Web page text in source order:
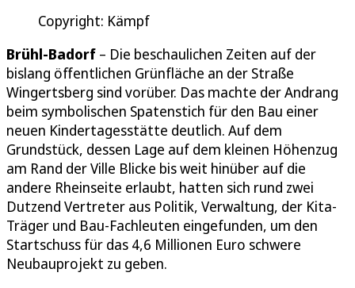
Copyright: Kämpf
Brühl-Badorf – Die beschaulichen Zeiten auf der
bislang öffentlichen Grünfläche an der Straße
Wingertsberg sind vorüber. Das machte der Andrang
beim symbolischen Spatenstich für den Bau einer
neuen Kindertagesstätte deutlich. Auf dem
Grundstück, dessen Lage auf dem kleinen Höhenzug
am Rand der Ville Blicke bis weit hinüber auf die
andere Rheinseite erlaubt, hatten sich rund zwei
Dutzend Vertreter aus Politik, Verwaltung, der Kita-
Träger und Bau-Fachleuten eingefunden, um den
Startschuss für das 4,6 Millionen Euro schwere
Neubauprojekt zu geben.